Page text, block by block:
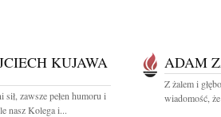
KUJAWA
sił, zawsze pełen humoru i
nasz Kolega i...
ADAM
Z żalem i
wiadomość,